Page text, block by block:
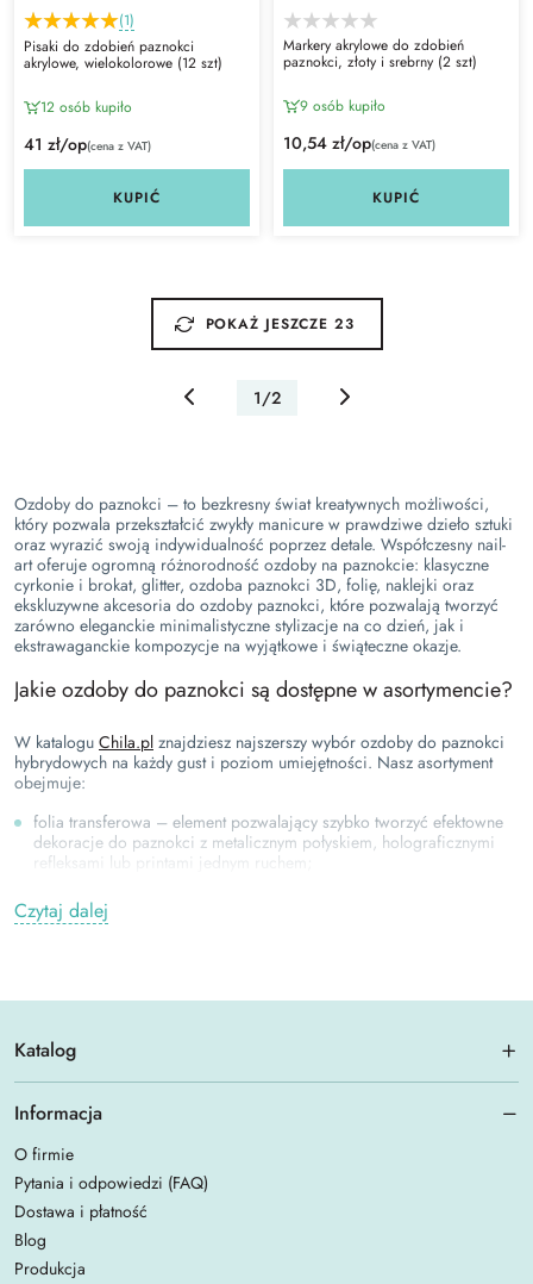
(1)
Pisaki do zdobień paznokci
akrylowe, wielokolorowe (12 szt)
12 osób kupiło
41 zł/op(cena z VAT)
KUPIĆ
Markery akrylowe do zdobień
paznokci, złoty i srebrny (2 szt)
9 osób kupiło
10,54 zł/op(cena z VAT)
KUPIĆ
POKAŻ JESZCZE 23
1/2
Ozdoby do paznokci – to bezkresny świat kreatywnych możliwości,
który pozwala przekształcić zwykły manicure w prawdziwe dzieło sztuki
oraz wyrazić swoją indywidualność poprzez detale. Współczesny nail-
art oferuje ogromną różnorodność ozdoby na paznokcie: klasyczne
cyrkonie i brokat, glitter, ozdoba paznokci 3D, folię, naklejki oraz
ekskluzywne akcesoria do ozdoby paznokci, które pozwalają tworzyć
zarówno eleganckie minimalistyczne stylizacje na co dzień, jak i
ekstrawaganckie kompozycje na wyjątkowe i świąteczne okazje.
Jakie ozdoby do paznokci są dostępne w asortymencie?
W katalogu Chila.pl znajdziesz najszerszy wybór ozdoby do paznokci
hybrydowych na każdy gust i poziom umiejętności. Nasz asortyment
obejmuje:
folia transferowa – element pozwalający szybko tworzyć efektowne
dekoracje do paznokci z metalicznym połyskiem, holograficznymi
refleksami lub printami jednym ruchem;
naklejki i slidery dostępne w ogromnej różnorodności wzorów – od
motywów kwiatowych po geometryczne patterny, abstrakcję i
pyłki, brokat i płatki w różnych rozmiarach, kształtach i kolorach –
tekstury, tworząc efektowne i świąteczne looki;
markery akrylowe zapewniają precyzyjne rysowanie linii, napisów i
drobnych detali bez potrzeby użycia pędzli i farb.
pokrycia;
cyrkonie i diamenty – premium kryształy w różnych rozmiarach i
kolorach do tworzenia luksusowych stylizacji o wyjątkowej jasności i
połysku.
Czytaj dalej
Katalog
Informacja
O firmie
Pytania i odpowiedzi (FAQ)
Dostawa i płatność
Blog
Produkcja